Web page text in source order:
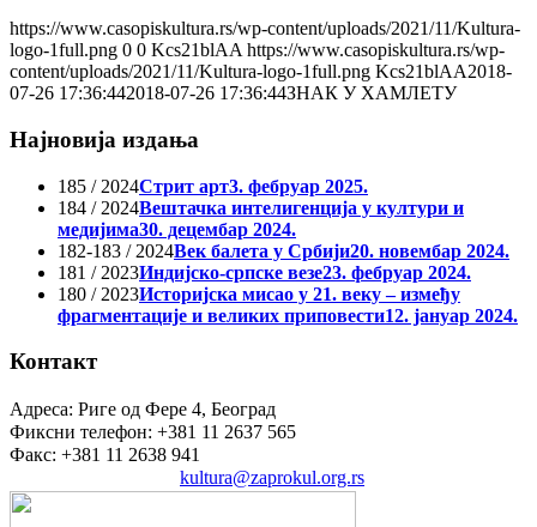
https://www.casopiskultura.rs/wp-content/uploads/2021/11/Kultura-
logo-1full.png 0 0 Kcs21blAA https://www.casopiskultura.rs/wp-
content/uploads/2021/11/Kultura-logo-1full.png Kcs21blAA2018-
07-26 17:36:442018-07-26 17:36:44ЗНАК У ХАМЛЕТУ
Најновија издања
185 / 2024Стрит арт3. фебруар 2025.
184 / 2024Вештачка интелигенција у култури и
медијима30. децембар 2024.
182-183 / 2024Век балета у Србији20. новембар 2024.
181 / 2023Индијско-српске везе23. фебруар 2024.
180 / 2023Историјска мисао у 21. веку – између
фрагментације и великих приповести12. јануар 2024.
Контакт
Адреса: Риге од Фере 4, Београд
Фиксни телефон: +381 11 2637 565
Факс: +381 11 2638 941
kultura@zaprokul.org.rs